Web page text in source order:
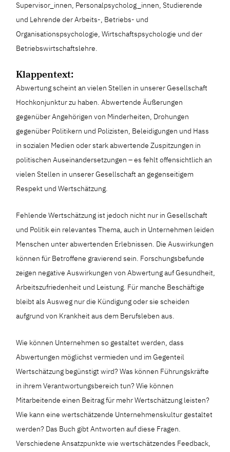
Supervisor_innen, Personalpsycholog_innen, Studierende
und Lehrende der Arbeits-, Betriebs- und
Organisationspsychologie, Wirtschaftspsychologie und der
Betriebswirtschaftslehre.
Klappentext:
Abwertung scheint an vielen Stellen in unserer Gesellschaft
Hochkonjunktur zu haben. Abwertende Äußerungen
gegenüber Angehörigen von Minderheiten, Drohungen
gegenüber Politikern und Polizisten, Beleidigungen und Hass
in sozialen Medien oder stark abwertende Zuspitzungen in
politischen Auseinandersetzungen – es fehlt offensichtlich an
vielen Stellen in unserer Gesellschaft an gegenseitigem
Respekt und Wertschätzung.
Fehlende Wertschätzung ist jedoch nicht nur in Gesellschaft
und Politik ein relevantes Thema, auch in Unternehmen leiden
Menschen unter abwertenden Erlebnissen. Die Auswirkungen
können für Betroffene gravierend sein. Forschungsbefunde
zeigen negative Auswirkungen von Abwertung auf Gesundheit,
Arbeitszufriedenheit und Leistung. Für manche Beschäftige
bleibt als Ausweg nur die Kündigung oder sie scheiden
aufgrund von Krankheit aus dem Berufsleben aus.
Wie können Unternehmen so gestaltet werden, dass
Abwertungen möglichst vermieden und im Gegenteil
Wertschätzung begünstigt wird? Was können Führungskräfte
in ihrem Verantwortungsbereich tun? Wie können
Mitarbeitende einen Beitrag für mehr Wertschätzung leisten?
Wie kann eine wertschätzende Unternehmenskultur gestaltet
werden? Das Buch gibt Antworten auf diese Fragen.
Verschiedene Ansatzpunkte wie wertschätzendes Feedback,